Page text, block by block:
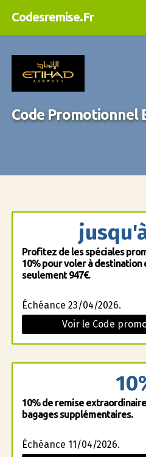
Codesremise.Fr
Code Promotionnel
Profitez de les spéciales
10% pour voler à destination
seulement 947€.
Échéance 23/04/2026.
Voir le Code
10% de remise
bagages supplémentaires.
Échéance 11/04/2026.